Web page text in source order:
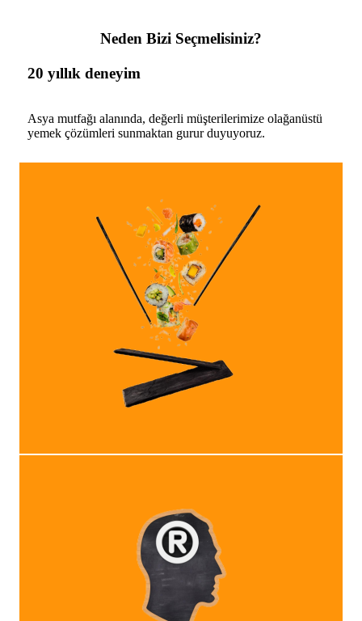
Neden Bizi Seçmelisiniz?
20 yıllık deneyim
Asya mutfağı alanında, değerli müşterilerimize olağanüstü
yemek çözümleri sunmaktan gurur duyuyoruz.